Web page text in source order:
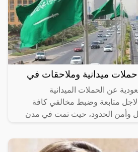
ميدانية وملاحقات في
عن الحملات الميدانية
لاجل متابعة وضبط مخالفي كافة
وأمن الحدود، حيث تمت في مدن